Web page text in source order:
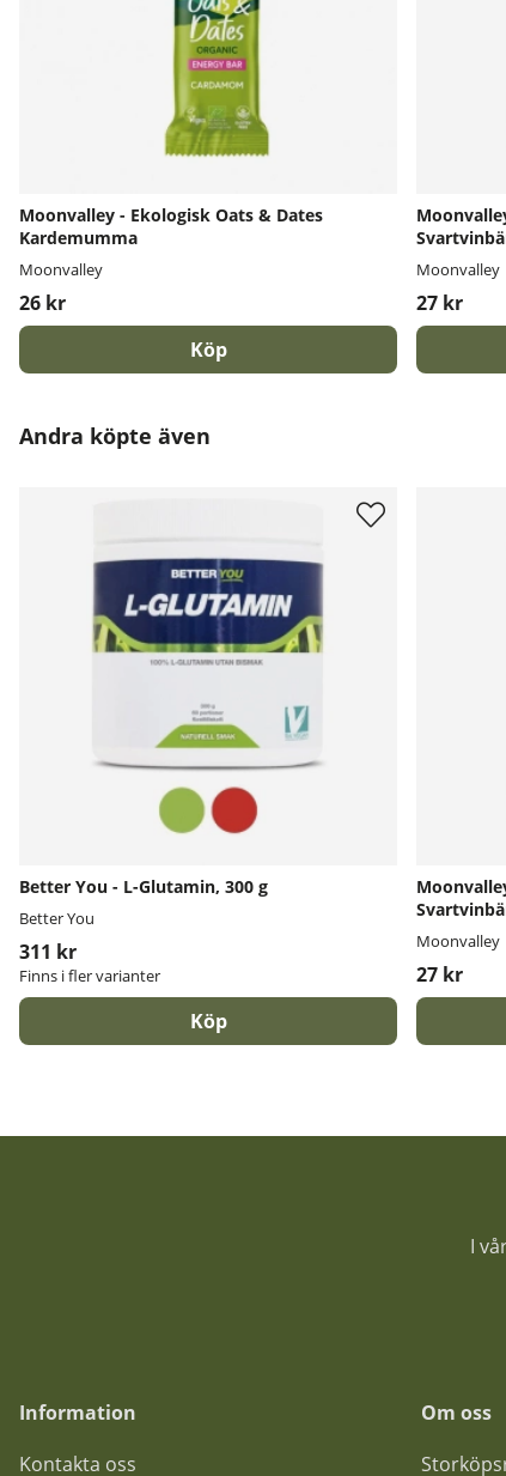
Moonvalley - Ekologisk Oats & Dates
Kardemumma
Moonvalley
26 kr
Köp
Moonvalley
27 kr
Andra köpte även
Better You - L-Glutamin, 300 g
Better You
311 kr
Finns i fler varianter
Köp
Moonvalley
27 kr
I
Information
Kontakta oss
Om oss